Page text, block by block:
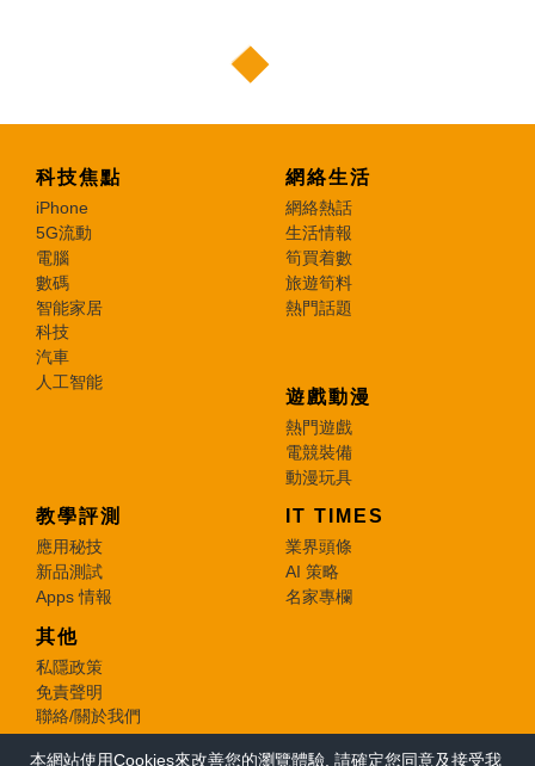
本網站使用Cookies來改善您的瀏覽體驗, 請確定您同意及接受我
科技焦點
iPhone
5G流動
電腦
數碼
智能家居
科技
汽車
人工智能
網絡生活
網絡熱話
生活情報
筍買着數
旅遊筍料
熱門話題
遊戲動漫
熱門遊戲
電競裝備
動漫玩具
教學評測
應用秘技
新品測試
Apps 情報
IT TIMES
業界頭條
AI 策略
名家專欄
其他
私隱政策
免責聲明
聯絡/關於我們